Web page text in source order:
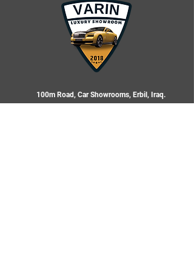
100m Road, Car Showrooms, Erbil, Iraq.